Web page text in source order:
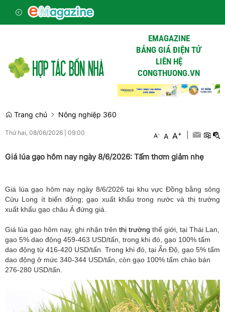
EMAGAZINE
BẢNG GIÁ ĐIỆN TỬ
LIÊN HỆ
CONGTHUONG.VN
Trang chủ Nông nghiệp 360
Thứ hai, 08/06/2026 09:00 A- A A+
Giá lúa gạo hôm nay ngày 8/6/2026: Tấm thơm giảm nhẹ
Giá lúa gạo hôm nay ngày 8/6/2026 tại khu vực Đồng bằng sông
Cửu Long ít biến động; gạo xuất khẩu trong nước và thị trường
xuất khẩu gạo châu Á đứng giá.
Giá lúa gạo hôm nay, ghi nhận trên thị trường thế giới, tại Thái Lan,
gạo 5% dao động 459-463 USD/tấn, trong khi đó, gạo 100% tấm
dao động từ 416-420 USD/tấn. Trong khi đó, tại Ấn Độ, gạo 5% tấm
dao động ở mức 340-344 USD/tấn, còn gạo 100% tấm chào bán
276-280 USD/tấn.